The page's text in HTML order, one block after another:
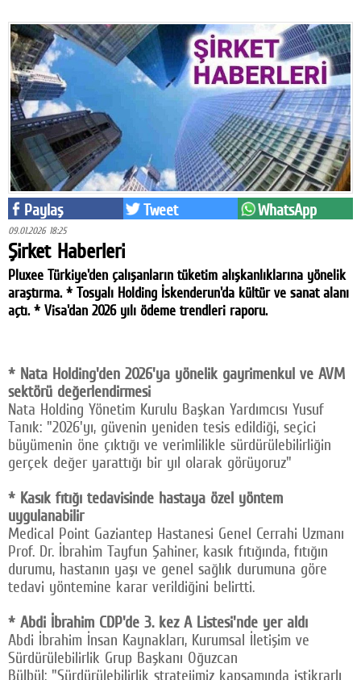
Politika
Dünya
Bilim
Kültür-sanat
Sağlık
Yazarlar
Künye
İletişim
A24 SOSYAL MEDYA
Twitter
Google Plus
© 2026 TÜM HAKLARI SAKLIDIR
Paylaş Tweet WhatsApp
09.01.2026 18:25
Şirket Haberleri
Pluxee Türkiye'den çalışanların tüketim alışkanlıklarına yönelik
araştırma. * Tosyalı Holding İskenderun'da kültür ve sanat alanı
açtı. * Visa'dan 2026 yılı ödeme trendleri raporu.
* Nata Holding'den 2026'ya yönelik gayrimenkul ve AVM
sektörü değerlendirmesi
Nata Holding Yönetim Kurulu Başkan Yardımcısı Yusuf
Tanık: "2026'yı, güvenin yeniden tesis edildiği, seçici
büyümenin öne çıktığı ve verimlilikle sürdürülebilirliğin
gerçek değer yarattığı bir yıl olarak görüyoruz"
* Kasık fıtığı tedavisinde hastaya özel yöntem
uygulanabilir
Medical Point Gaziantep Hastanesi Genel Cerrahi Uzmanı
Prof. Dr. İbrahim Tayfun Şahiner, kasık fıtığında, fıtığın
durumu, hastanın yaşı ve genel sağlık durumuna göre
tedavi yöntemine karar verildiğini belirtti.
* Abdi İbrahim CDP'de 3. kez A Listesi'nde yer aldı
Abdi İbrahim İnsan Kaynakları, Kurumsal İletişim ve
Sürdürülebilirlik Grup Başkanı Oğuzcan
Bülbül: "Sürdürülebilirlik stratejimiz kapsamında istikrarlı